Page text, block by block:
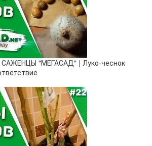
"МЕГАСАД" | Луко-чеснок